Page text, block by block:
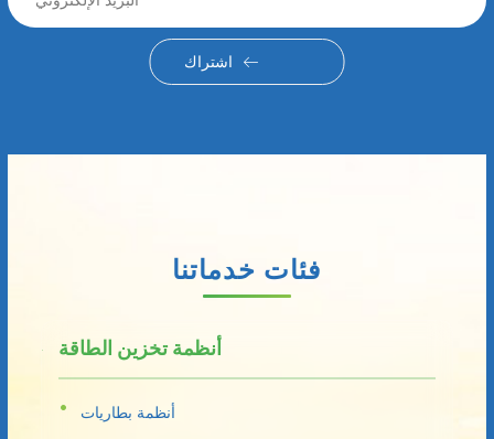
اشتراك
فئات خدماتنا
أنظمة تخزين الطاقة
أنظمة بطاريات